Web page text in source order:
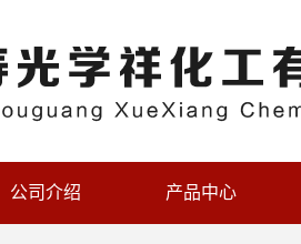
公司介绍 产品中心